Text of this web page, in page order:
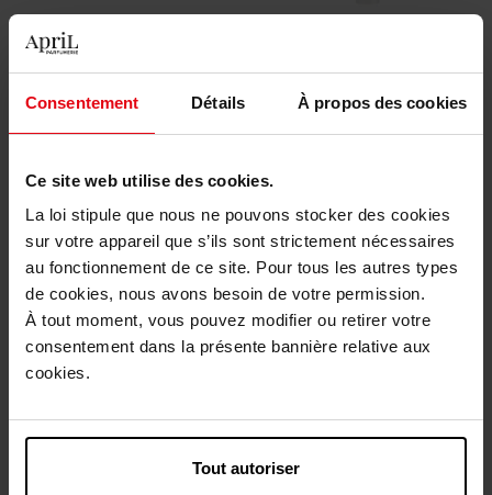
Consentement Détails À propos des cookies
Ce site web utilise des cookies.
La loi stipule que nous ne pouvons stocker des cookies
sur votre appareil que s’ils sont strictement nécessaires
au fonctionnement de ce site. Pour tous les autres types
de cookies, nous avons besoin de votre permission.
À tout moment, vous pouvez modifier ou retirer votre
consentement dans la présente bannière relative aux
cookies.
Tout autoriser
Pur Luxe La Cure Divine
Cure
Skinbreakfast
Créme
SENSAI
Cellular Performance Lift
SENSAI
Ultimate The Cream